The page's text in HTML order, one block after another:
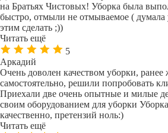
на Братьях Чистовых! Уборка была
быстро, отмыли не отмываемое ( думала
этим сделать ;))
Читать ещё
5
Аркадий
Очень доволен качеством уборки, ранее
самостоятельно, решили попробовать
Приехали две очень опытные и милые
своим оборудованием для уборки
качественно, претензий ноль:)
Читать ещё